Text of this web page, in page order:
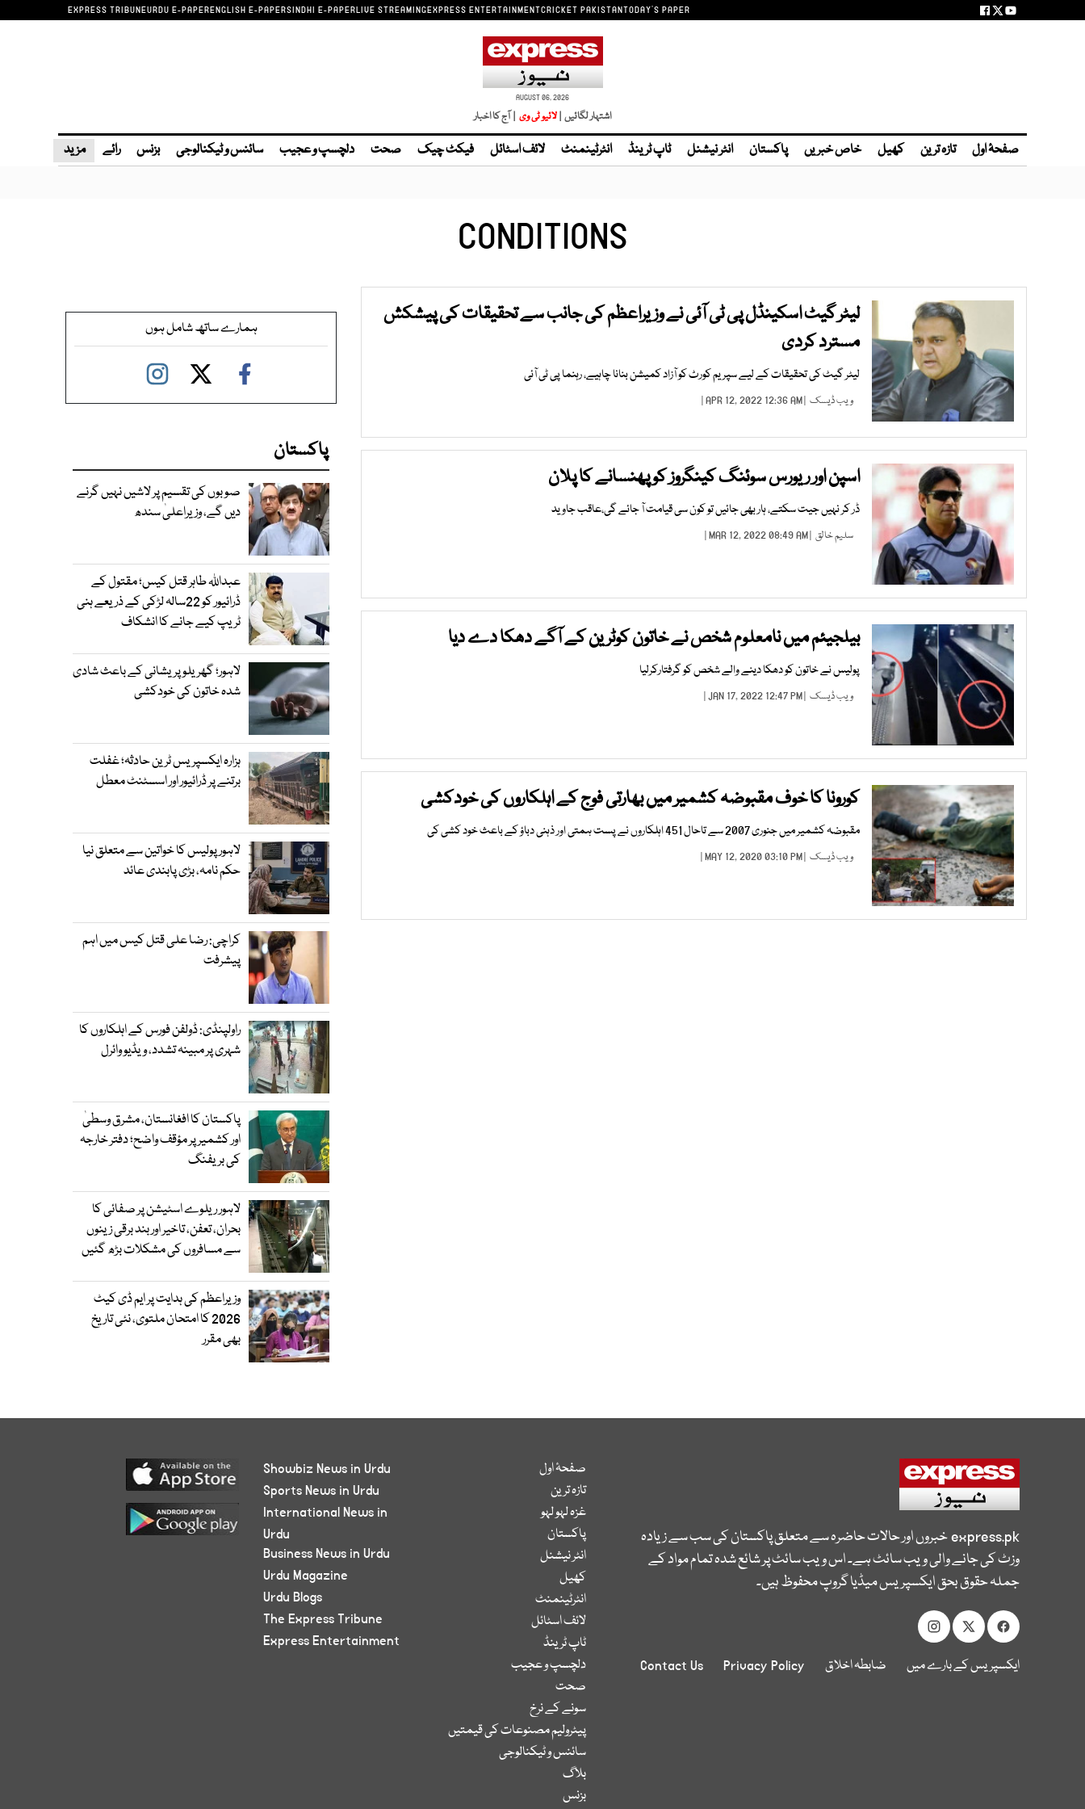
EXPRESS TRIBUNEURDU E-PAPERENGLISH E-PAPERSINDHI E-PAPERLIVE STREAMINGEXPRESS ENTERTAINMENTCRICKET PAKISTANTODAY'S PAPER
AUGUST 06, 2026
اشتہار لگائیں | | آج کا اخبار
صفحۂ اول تازہ ترین کھیل خاص خبریں پاکستان انٹر نیشنل ٹاپ ٹرینڈ انٹرٹینمنٹ لائف اسٹائل فیکٹ چیک صحت دلچسپ و عجیب سائنس و ٹیکنالوجی بزنس رائے مزید
CONDITIONS
لیٹر گیٹ اسکینڈل پی ٹی آئی نے وزیراعظم کی جانب سے تحقیقات کی پیشکش
مسترد کردی
لیٹر گیٹ کی تحقیقات کے لیے سپریم کورٹ کو آزاد کمیشن بنانا چاہیے، رہنما پی ٹی آئی
ویب ڈیسک | APR 12, 2022 12:36 AM |
اسپن اور ریورس سوئنگ کینگروز کو پھنسانے کا پلان
ڈر کر نہیں جیت سکتے، ہار بھی جائیں تو کون سی قیامت آ جائے گی،عاقب جاوید
سلیم خالق | MAR 12, 2022 08:49 AM |
بیلجیئم میں نامعلوم شخص نے خاتون کوٹرین کے آگے دھکا دے دیا
پولیس نے خاتون کو دھکا دینے والے شخص کو گرفتارکرلیا
ویب ڈیسک | JAN 17, 2022 12:47 PM |
کورونا کا خوف مقبوضہ کشمیر میں بھارتی فوج کے اہلکاروں کی خودکشی
مقبوضہ کشمیر میں جنوری 2007 سے تاحال 451 اہلکاروں نے پست ہمتی اور ذہنی دباؤ کے باعث خود کشی کی
ویب ڈیسک | MAY 12, 2020 03:10 PM |
ہمارے ساتھ شامل ہوں
پاکستان
صوبوں کی تقسیم پر لاشیں نہیں گرنے
دیں گے، وزیراعلیٰ سندھ
عبداللہ طاہر قتل کیس؛ مقتول کے
ڈرائیور کو 22سالہ لڑکی کے ذریعے ہنی
ٹریپ کیے جانے کا انشکاف
لاہور؛ گھریلو پریشانی کے باعث شادی
شدہ خاتون کی خودکشی
ہزارہ ایکسپریس ٹرین حادثہ؛ غفلت
برتنے پر ڈرائیور اور اسسٹنٹ معطل
لاہور پولیس کا خواتین سے متعلق نیا
حکم نامہ، بڑی پابندی عائد
کراچی: رضا علی قتل کیس میں اہم
پیشرفت
راولپنڈی: ڈولفن فورس کے اہلکاروں کا
شہری پر مبینہ تشدد، ویڈیو وائرل
پاکستان کا افغانستان، مشرق وسطیٰ
اور کشمیر پر مؤقف واضح؛ دفتر خارجہ
کی بریفنگ
لاہور ریلوے اسٹیشن پر صفائی کا
بحران، تعفن، تاخیر اور بند برقی زینوں
سے مسافروں کی مشکلات بڑھ گئیں
وزیراعظم کی ہدایت پر ایم ڈی کیٹ
2026 کا امتحان ملتوی، نئی تاریخ
بھی مقرر
express.pkخبروں اور حالات حاضرہ سے متعلق پاکستان کی سب سے زیادہ
وزٹ کی جانے والی ویب سائٹ ہے۔ اس ویب سائٹ پر شائع شدہ تمام مواد کے
جملہ حقوق بحق ایکسپریس میڈیا گروپ محفوظ ہیں۔
ایکسپریس کے بارے میں ضابطہ اخلاق Privacy Policy
Contact Us
صفحۂ اول
تازہ ترین
غزہ لہو لہو
پاکستان
انٹر نیشنل
کھیل
انٹرٹینمنٹ
لائف اسٹائل
ٹاپ ٹرینڈ
دلچسپ و عجیب
صحت
سونے کے نرخ
پیٹرولیم مصنوعات کی قیمتیں
سائنس و ٹیکنالوجی
بلاگ
بزنس
Showbiz News in Urdu
Sports News in Urdu
International News in
Urdu
Business News in Urdu
Urdu Magazine
Urdu Blogs
The Express Tribune
Express Entertainment